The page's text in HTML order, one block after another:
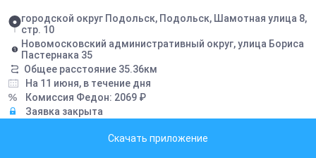
городской округ Подольск, Подольск, Шамотная улица 8,
стр. 10
Новомосковский административный округ, улица Бориса
Пастернака 35
Общее расстояние 35.36км
На 11 июня, в течение дня
Комиссия Федон: 2069 ₽
Заявка закрыта
Скачать приложение